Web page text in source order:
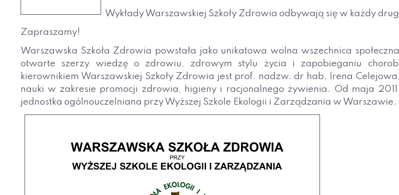
Wykłady Warszawskiej Szkoły Zdrowia odbywają się w każdy
Zapraszamy!
Warszawska Szkoła Zdrowia powstała jako unikatowa wolna wszechnica
otwarte szerzy wiedzę o zdrowiu, zdrowym stylu życia i zapobieganiu
kierownikiem Warszawskiej Szkoły Zdrowia jest prof. nadzw. dr hab. Irena
nauki w zakresie promocji zdrowia, higieny i racjonalnego żywienia. Od maja
jednostka ogólnouczelniana przy Wyższej Szkole Ekologii i Zarządzania w Warszawie.